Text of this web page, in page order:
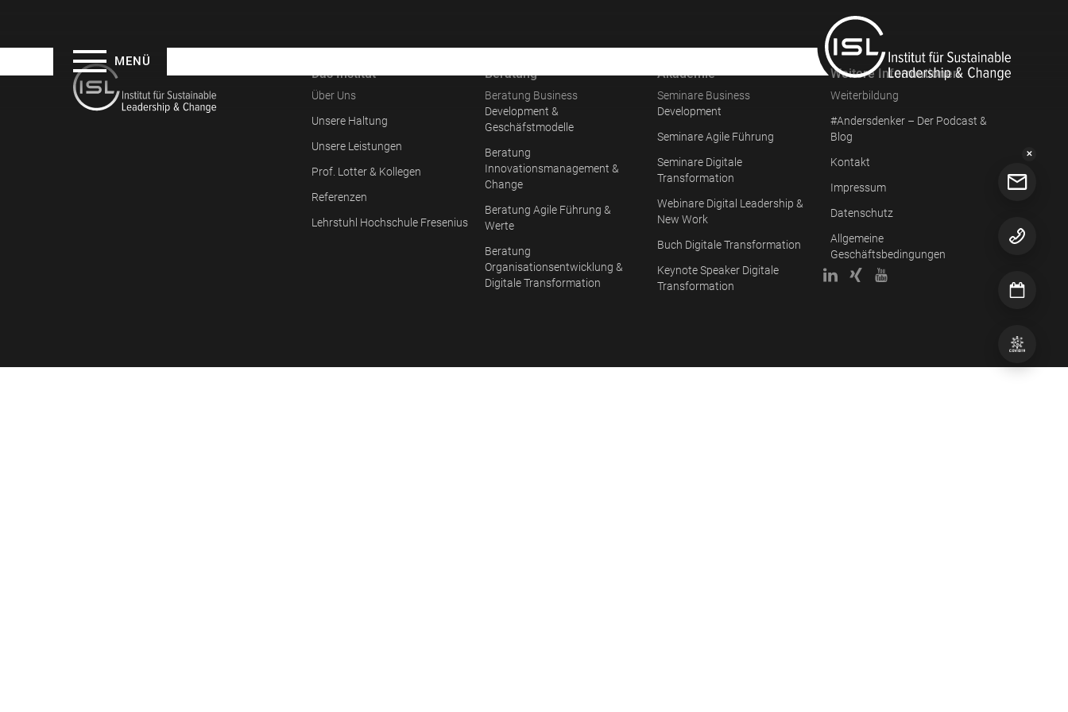
MENÜ
✕
Das Institut
Über Uns
Unsere Haltung
Unsere Leistungen
Prof. Lotter & Kollegen
Referenzen
Lehrstuhl Hochschule Fresenius
Beratung
Beratung Business
Development &
Geschäfstmodelle
Beratung
Innovationsmanagement &
Change
Beratung Agile Führung &
Werte
Beratung
Organisationsentwicklung &
Digitale Transformation
Akademie
Seminare Business
Development
Seminare Agile Führung
Seminare Digitale
Transformation
Webinare Digital Leadership &
New Work
Buch Digitale Transformation
Keynote Speaker Digitale
Transformation
Weitere Informationen
Weiterbildung
#Andersdenker – Der Podcast &
Blog
Kontakt
Impressum
Datenschutz
Allgemeine
Geschäftsbedingungen